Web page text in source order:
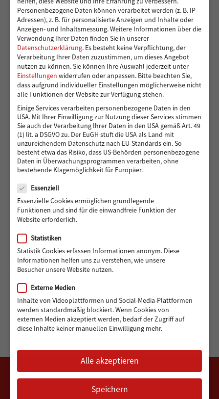
Kindergruppen der Vereinigung Pestalozzi
Toben und Spielen: Bewegungsraum für die Kita
Eddelbüttelstraße in Harburg
Vier Reifen für eine bessere Zukunft: Ein neues Auto
für Muhsin und seine Familie
488 Euro gedreht für den guten Zweck: Radisson Blu
Hotel Hamburg unterstützt Hörer helfen Kindern
Ein Reha-Buggy für Maddox aus Wandsbek
ARCHIV
Archiv
Monat auswählen
Personenbezogene Daten können verarbeitet werden (z. B. IP-
Adressen), z. B. für personalisierte Anzeigen und Inhalte oder
Anzeigen- und Inhaltsmessung.Weitere Informationen über die
Verwendung Ihrer Daten finden Sie in unserer
Datenschutzerklärung. Es besteht keine Verpflichtung, der
Verarbeitung Ihrer Daten zuzustimmen, um dieses Angebot
nutzen zu können.Sie können Ihre Auswahl jederzeit unter
Einstellungen widerrufen oder anpassen. Bitte beachten Sie,
dass aufgrund individueller Einstellungen möglicherweise nicht
alle Funktionen der Website zur Verfügung stehen.
Einige Services verarbeiten personenbezogene Daten in den
USA. Mit Ihrer Einwilligung zur Nutzung dieser Services stimmen
Sie auch der Verarbeitung Ihrer Daten in den USA gemäß Art. 49
(1) lit. a DSGVO zu. Der EuGH stuft die USA als Land mit
unzureichendem Datenschutz nach EU-Standards ein. So
besteht etwa das Risiko, dass US-Behörden personenbezogene
Daten in Überwachungsprogrammen verarbeiten, ohne
bestehende Klagemöglichkeit für Europäer.
Essenziell
Essenzielle Cookies ermöglichen grundlegende
Funktionen und sind für die einwandfreie Funktion der
Website erforderlich.
Statistiken
Statistik Cookies erfassen Informationen anonym. Diese
Informationen helfen uns zu verstehen, wie unsere
Besucher unsere Website nutzen.
Externe Medien
Inhalte von Videoplattformen und Social-Media-Plattformen
werden standardmäßig blockiert. Wenn Cookies von
externen Medien akzeptiert werden, bedarf der Zugriff auf
diese Inhalte keiner manuellen Einwilligung mehr.
Alle akzeptieren
Speichern